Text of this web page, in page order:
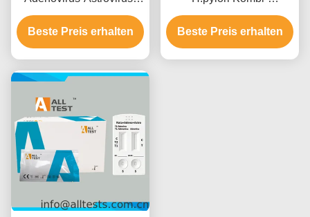
Enterovirus-Combo-
Schnelltest für
Infektionskrankheiten mit
15 Minuten, hoher
Genauigkeit und
einfacher visueller
Interpretation
Beste Preis erhalten
Schnelltest für schnelle
Ergebnisse in 10 Minuten
mit hoher Genauigkeit
Beste Preis erhalten